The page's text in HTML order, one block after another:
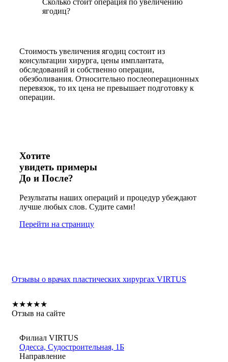
ягодиц?
Стоимость увеличения ягодиц состоит из
консультации хирурга, цены имплантата,
обследований и собственно операции,
обезболивания. Относительно послеоперационных
перевязок, то их цена не превышает подготовку к
операции.
Хотите
увидеть примеры
До и После?
Результаты наших операций и процедур убеждают
лучше любых слов. Судите сами!
Перейти на страницу
Отзывы о врачах пластических хирургах VIRTUS
★★★★★
Отзыв на сайте
Филиал VIRTUS
Одесса, Судостроительная, 1Б
Направление